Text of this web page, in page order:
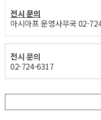
전시 문의
아시아프 운영사무국 02-
전시 문의
02-724-6317